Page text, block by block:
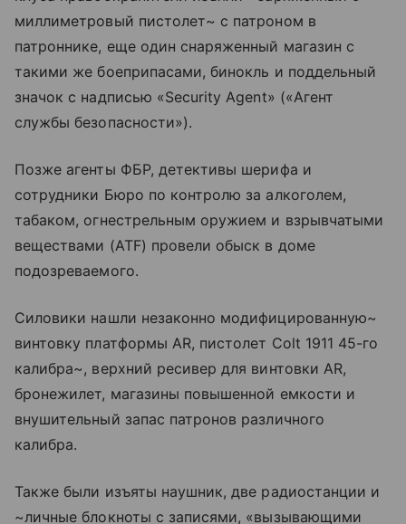
миллиметровый пистолет~ с патроном в
патроннике, еще один снаряженный магазин с
такими же боеприпасами, бинокль и поддельный
значок с надписью «Security Agent» («Агент
службы безопасности»).
Позже агенты ФБР, детективы шерифа и
сотрудники Бюро по контролю за алкоголем,
табаком, огнестрельным оружием и взрывчатыми
веществами (ATF) провели обыск в доме
подозреваемого.
Силовики нашли незаконно модифицированную~
винтовку платформы AR, пистолет Colt 1911 45-го
калибра~, верхний ресивер для винтовки AR,
бронежилет, магазины повышенной емкости и
внушительный запас патронов различного
калибра.
Также были изъяты наушник, две радиостанции и
~личные блокноты с записями, «вызывающими